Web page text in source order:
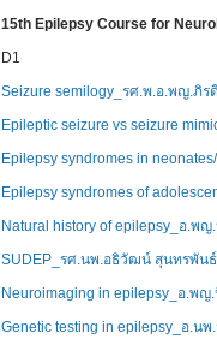
15th Epilepsy Course for
D1
Seizure semilogy_รศ.พ.อ.พญ.ภิร
Epileptic seizure vs seizure
Epilepsy syndromes in
Epilepsy syndromes of
Natural history of epilepsy_อ.พ
SUDEP_รศ.นพ.อธิวัฒน์ สุนทรพันธ์
Neuroimaging in epilepsy_อ.พ
Genetic testing in epilepsy_อ.น